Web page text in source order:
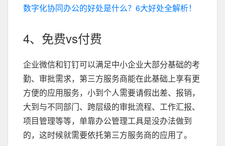
数字化协同办公的好处是什么？6大好处全解析！
4、免费vs付费
企业微信和钉钉可以满足中小企业大部分基础的考
勤、审批需求，第三方服务商能在此基础上享有更
方便的应用服务，小到个人需要请假出差、报销，
大到与不同部门、跨层级的审批流程、工作汇报、
项目管理等等，单靠办公管理工具是没办法做到
的，这时候就需要依托第三方服务商的应用了。